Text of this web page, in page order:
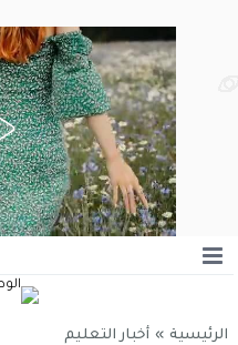
الرئيسية » أخبار التعليم